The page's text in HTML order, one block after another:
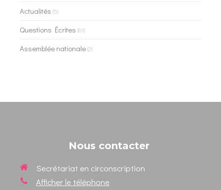
Actualités (5)
Questions Écrites (81)
Assemblée nationale(2)
Nous contacter
Secrétariat en circonscription
Afficher le téléphone